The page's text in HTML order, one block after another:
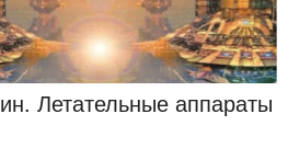
Летательные аппараты